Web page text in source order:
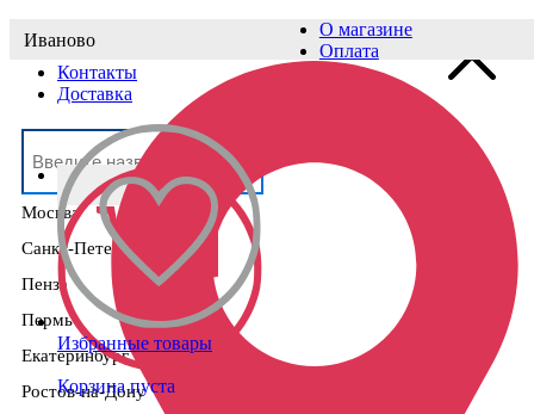
Выберите населённый пункт
Москва
Санкт-Петербург
Пенза
Пермь
Екатеринбург
Ростов-на-Дону
Иваново
О магазине
Оплата
Контакты
Доставка
Избранные товары
Корзина пуста